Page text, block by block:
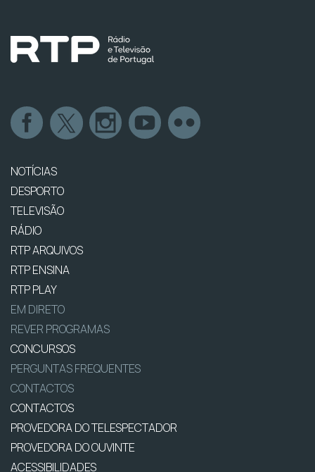
NOTÍCIAS
DESPORTO
TELEVISÃO
RÁDIO
RTP ARQUIVOS
RTP ENSINA
RTP PLAY
EM DIRETO
REVER PROGRAMAS
CONCURSOS
PERGUNTAS FREQUENTES
CONTACTOS
CONTACTOS
PROVEDORA DO TELESPECTADOR
PROVEDORA DO OUVINTE
ACESSIBILIDADES